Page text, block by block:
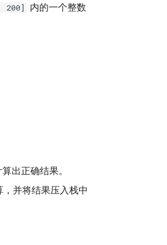
200] 内的一个整数
出正确结果。
并将结果压入栈中